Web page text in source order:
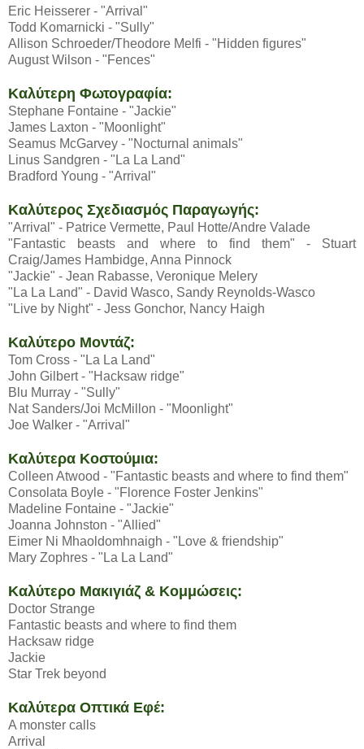
Eric Heisserer - "Arrival"
Todd Komarnicki - "Sully"
Allison Schroeder/Theodore Melfi - "Hidden figures"
August Wilson - "Fences"
Καλύτερη Φωτογραφία:
Stephane Fontaine - "Jackie"
James Laxton - "Moonlight"
Seamus McGarvey - "Nocturnal animals"
Linus Sandgren - "La La Land"
Bradford Young - "Arrival"
Καλύτερος Σχεδιασμός Παραγωγής:
"Arrival" - Patrice Vermette, Paul Hotte/Andre Valade
"Fantastic beasts and where to find them" - Stuart
Craig/James Hambidge, Anna Pinnock
"Jackie" - Jean Rabasse, Veronique Melery
"La La Land" - David Wasco, Sandy Reynolds-Wasco
"Live by Night" - Jess Gonchor, Nancy Haigh
Καλύτερο Μοντάζ:
Tom Cross - "La La Land"
John Gilbert - "Hacksaw ridge"
Blu Murray - "Sully"
Nat Sanders/Joi McMillon - "Moonlight"
Joe Walker - "Arrival"
Καλύτερα Κοστούμια:
Colleen Atwood - "Fantastic beasts and where to find them"
Consolata Boyle - "Florence Foster Jenkins"
Madeline Fontaine - "Jackie"
Joanna Johnston - "Allied"
Eimer Ni Mhaoldomhnaigh - "Love & friendship"
Mary Zophres - "La La Land"
Καλύτερο Μακιγιάζ & Κομμώσεις:
Doctor Strange
Fantastic beasts and where to find them
Hacksaw ridge
Jackie
Star Trek beyond
Καλύτερα Οπτικά Εφέ:
A monster calls
Arrival